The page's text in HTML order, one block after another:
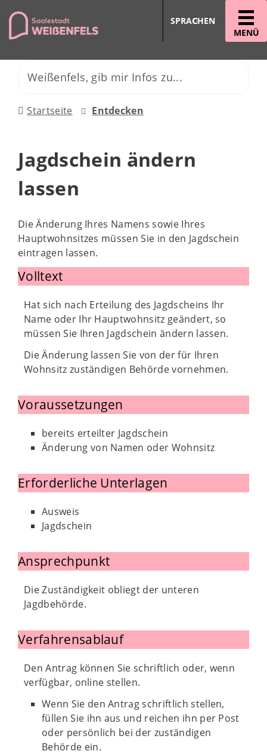
MENÜ
SPRACHEN
Startseite Entdecken
Jagdschein ändern
lassen
Die Änderung Ihres Namens sowie Ihres
Hauptwohnsitzes müssen Sie in den Jagdschein
eintragen lassen.
Volltext
Hat sich nach Erteilung des Jagdscheins Ihr
Name oder Ihr Hauptwohnsitz geändert, so
müssen Sie Ihren Jagdschein ändern lassen.
Die Änderung lassen Sie von der für Ihren
Wohnsitz zuständigen Behörde vornehmen.
Voraussetzungen
bereits erteilter Jagdschein
Änderung von Namen oder Wohnsitz
Erforderliche Unterlagen
Ausweis
Jagdschein
Ansprechpunkt
Die Zuständigkeit obliegt der unteren
Jagdbehörde.
Verfahrensablauf
Den Antrag können Sie schriftlich oder, wenn
verfügbar, online stellen.
Wenn Sie den Antrag schriftlich stellen,
füllen Sie ihn aus und reichen ihn per Post
oder persönlich bei der zuständigen
Behörde ein.